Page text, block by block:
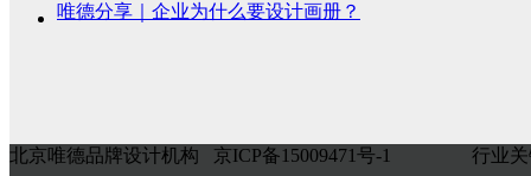
唯德分享｜企业为什么要设计画册？
北京唯德品牌设计机构 京ICP备15009471号-1 行业